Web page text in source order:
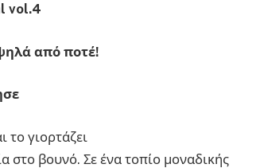
vol.4
από ποτέ!
το γιορτάζει
στο βουνό. Σε ένα τοπίο μοναδικής